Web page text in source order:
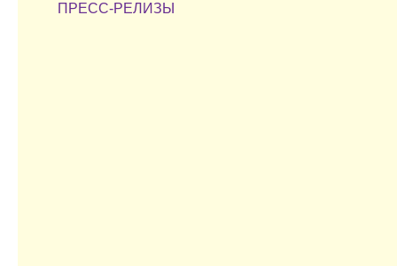
ПРЕСС-РЕЛИЗЫ